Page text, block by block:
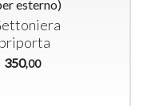
Portes avec Serrures
Électriques 12Vcc –
Système d’Ouverture
Temporisée
Monnayeur pour 4